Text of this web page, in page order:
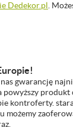
Dedekor.pl .
gwarancję
powyższy
kontroferty.
możemy